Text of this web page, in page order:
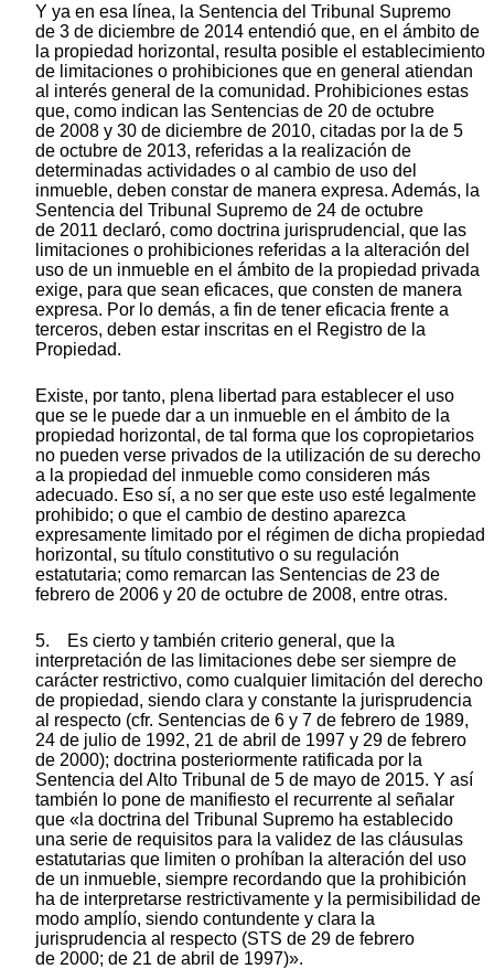
Y ya en esa línea, la Sentencia del Tribunal Supremo
de 3 de diciembre de 2014 entendió que, en el ámbito de
la propiedad horizontal, resulta posible el establecimiento
de limitaciones o prohibiciones que en general atiendan
al interés general de la comunidad. Prohibiciones estas
que, como indican las Sentencias de 20 de octubre
de 2008 y 30 de diciembre de 2010, citadas por la de 5
de octubre de 2013, referidas a la realización de
determinadas actividades o al cambio de uso del
inmueble, deben constar de manera expresa. Además, la
Sentencia del Tribunal Supremo de 24 de octubre
de 2011 declaró, como doctrina jurisprudencial, que las
limitaciones o prohibiciones referidas a la alteración del
uso de un inmueble en el ámbito de la propiedad privada
exige, para que sean eficaces, que consten de manera
expresa. Por lo demás, a fin de tener eficacia frente a
terceros, deben estar inscritas en el Registro de la
Propiedad.
Existe, por tanto, plena libertad para establecer el uso
que se le puede dar a un inmueble en el ámbito de la
propiedad horizontal, de tal forma que los copropietarios
no pueden verse privados de la utilización de su derecho
a la propiedad del inmueble como consideren más
adecuado. Eso sí, a no ser que este uso esté legalmente
prohibido; o que el cambio de destino aparezca
expresamente limitado por el régimen de dicha propiedad
horizontal, su título constitutivo o su regulación
estatutaria; como remarcan las Sentencias de 23 de
febrero de 2006 y 20 de octubre de 2008, entre otras.
5. Es cierto y también criterio general, que la
interpretación de las limitaciones debe ser siempre de
carácter restrictivo, como cualquier limitación del derecho
de propiedad, siendo clara y constante la jurisprudencia
al respecto (cfr. Sentencias de 6 y 7 de febrero de 1989,
24 de julio de 1992, 21 de abril de 1997 y 29 de febrero
de 2000); doctrina posteriormente ratificada por la
Sentencia del Alto Tribunal de 5 de mayo de 2015. Y así
también lo pone de manifiesto el recurrente al señalar
que «la doctrina del Tribunal Supremo ha establecido
una serie de requisitos para la validez de las cláusulas
estatutarias que limiten o prohíban la alteración del uso
de un inmueble, siempre recordando que la prohibición
ha de interpretarse restrictivamente y la permisibilidad de
modo amplío, siendo contundente y clara la
jurisprudencia al respecto (STS de 29 de febrero
de 2000; de 21 de abril de 1997)».